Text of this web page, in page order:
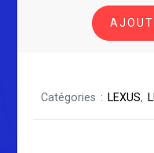
Catégories : LEXUS,